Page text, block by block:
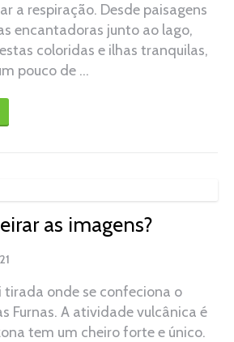
a respiração. Desde paisagens
encantadoras junto ao lago,
coloridas e ilhas tranquilas,
pouco de …
as imagens?
onde se confeciona o
Furnas. A atividade vulcânica é
tem um cheiro forte e único.